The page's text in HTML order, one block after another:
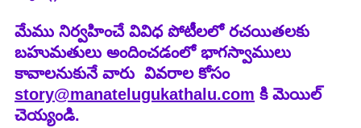
మేము నిర్వహించే వివిధ పోటీలలో రచయితలకు
బహుమతులు అందించడంలో భాగస్వాములు
కావాలనుకునే వారు  వివరాల కోసం
story@manatelugukathalu.com కి మెయిల్
చెయ్యండి.